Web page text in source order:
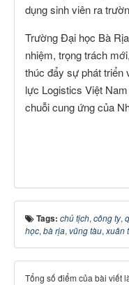
dụng sinh viên ra
Trường Đại học Bà
nhiệm, trọng trách
thúc đẩy sự phát triển
lực Logistics Việt
chuỗi cung ứng của
Tags: chủ tịch, công ty,
học, bà rịa, vũng tàu, xuân
Tổng số điểm của bài viết